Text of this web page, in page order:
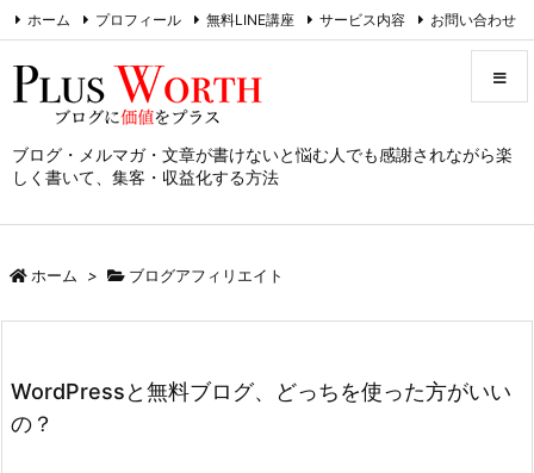
ブログ・メルマガ・文章が書けないと悩む人でも感謝されながら楽
しく書いて、集客・収益化する方法
メニュ
検索
ホーム プロフィール 無料LINE講座 サービス内容 お問い合わせ
ホーム > ブログアフィリエイト
WordPressと無料ブログ、どっちを使った方がいい
の？